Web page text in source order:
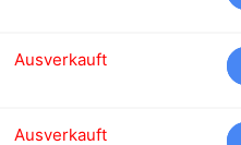
Ausverkauft
Ausverkauft